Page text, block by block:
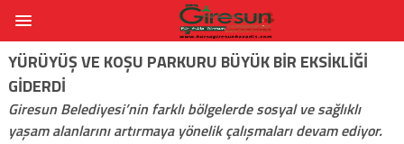
YÜRÜYÜŞ VE KOŞU PARKURU BÜYÜK BIR EKSIKLIĞI
GIDERDI
Giresun Belediyesi’nin farklı bölgelerde sosyal ve sağlıklı
yaşam alanlarını artırmaya yönelik çalışmaları devam ediyor.